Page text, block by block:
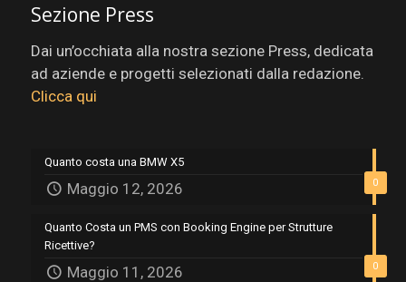
Sezione Press
Dai un’occhiata alla nostra sezione Press, dedicata
ad aziende e progetti selezionati dalla redazione.
Clicca qui
0
Quanto costa una BMW X5
Maggio 12, 2026
0
Quanto Costa un PMS con Booking Engine per Strutture
Ricettive?
Maggio 11, 2026